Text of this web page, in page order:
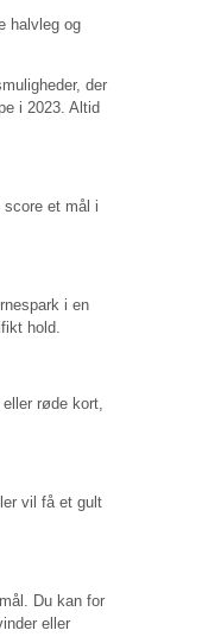
halvleg og
der
i 2023. Altid
et mål i
i en
hold.
røde kort,
vil få et gult
Du kan for
eller